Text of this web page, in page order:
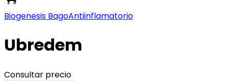
Biogenesis BagoAntiinflamatorio
Ubredem
Consultar precio